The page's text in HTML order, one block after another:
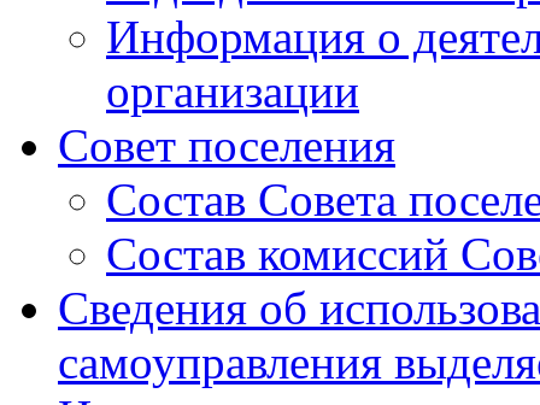
Информация о
организации
Совет поселения
Состав Совета
Состав комиссий
Сведения об
самоуправления